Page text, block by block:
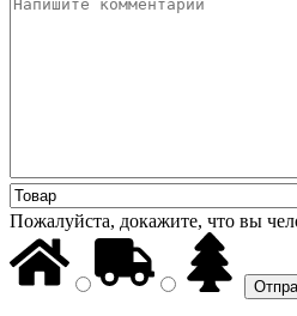
Пожалуйста, докажите, что вы